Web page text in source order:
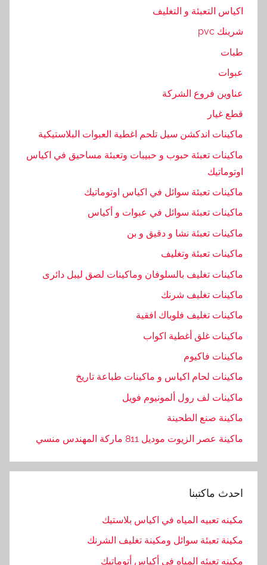
ص
اكياس التعبئة و التغليف
شرينك pvc
طبات
عبوات
عناوين فروع الشركة
قطع غيار
ماكينات اندكشن سيل تلحم اغطية العبوات البلاستيكية
ماكينات تعبئة حبوب و حبيبات وتعبئة مساحيق في اكياس
اوتوماتيك
ماكينات تعبئة سوائل في اكياس اوتوماتيك
ماكينات تعبئة سوائل في عبوات و أكياس
ماكينات تعبئة نشا و دقيق و بن
ماكينات تعبئة وتغليف
ماكينات تغليف بالسلوفان وماكينات لصق ليبل دائرى
ماكينات تغليف شرنك
ماكينات تغليف فلوباك افقية
ماكينات غلق أغطية اكواب
ماكينات فاكيوم
ماكينات لحام اكياس و ماكينات طباعة تاريخ
ماكينات لف رول ألمونيوم فويل
ماكينة صنع الطحينة
ماكينة عصر الزيوت موديل 811 ماركة المهندس منسي
احدث ماكتبنا
مكينه تعبيه المياه في اكياس بلاستيك
مكينة تعبئة سوائل ومكينة تغليف الشرنك
مكينه تعبئه المياه في أكياس أتوماتيك